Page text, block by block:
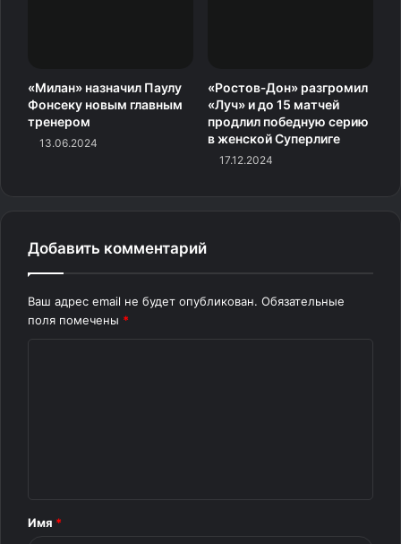
«Милан» назначил Паулу
Фонсеку новым главным
тренером
13.06.2024
«Ростов‑Дон» разгромил
«Луч» и до 15 матчей
продлил победную серию
в женской Суперлиге
17.12.2024
Добавить комментарий
Ваш адрес email не будет опубликован. Обязательные
поля помечены *
Имя *